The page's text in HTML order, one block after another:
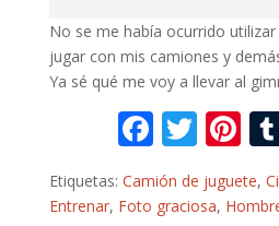
No se me había ocurrido
jugar con mis camiones y
Ya sé qué me voy a llevar al
F
ac
e
T
w
itt
Pi
nt
er
Etiquetas: Camión de juguete,
Entrenar, Foto graciosa,